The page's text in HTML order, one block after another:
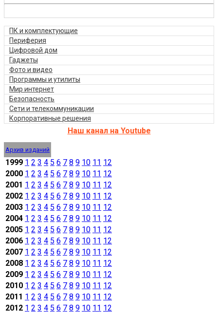
ПК и комплектующие
Периферия
Цифровой дом
Гаджеты
Фото и видео
Программы и утилиты
Мир интернет
Безопасность
Сети и телекоммуникации
Корпоративные решения
Наш канал на Youtube
Архив изданий
1999 1 2 3 4 5 6 7 8 9 10 11 12
2000 1 2 3 4 5 6 7 8 9 10 11 12
2001 1 2 3 4 5 6 7 8 9 10 11 12
2002 1 2 3 4 5 6 7 8 9 10 11 12
2003 1 2 3 4 5 6 7 8 9 10 11 12
2004 1 2 3 4 5 6 7 8 9 10 11 12
2005 1 2 3 4 5 6 7 8 9 10 11 12
2006 1 2 3 4 5 6 7 8 9 10 11 12
2007 1 2 3 4 5 6 7 8 9 10 11 12
2008 1 2 3 4 5 6 7 8 9 10 11 12
2009 1 2 3 4 5 6 7 8 9 10 11 12
2010 1 2 3 4 5 6 7 8 9 10 11 12
2011 1 2 3 4 5 6 7 8 9 10 11 12
2012 1 2 3 4 5 6 7 8 9 10 11 12